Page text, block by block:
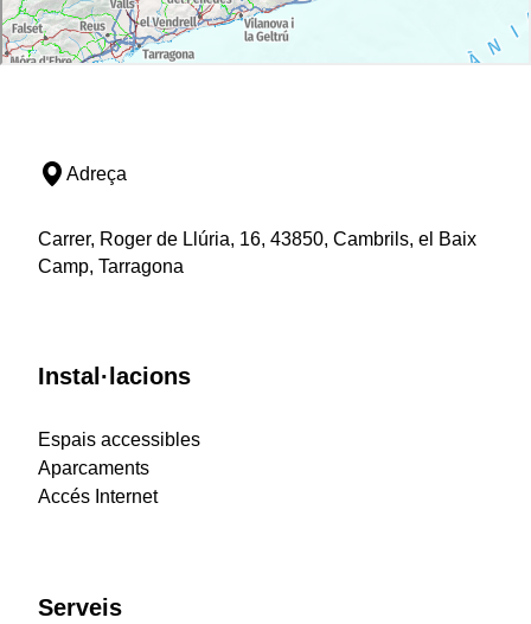
Adreça
Carrer, Roger de Llúria, 16, 43850, Cambrils, el Baix
Camp, Tarragona
Instal·lacions
Espais accessibles
Aparcaments
Accés Internet
Serveis